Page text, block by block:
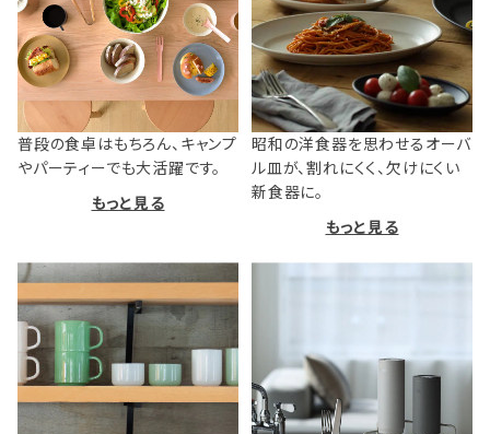
普段の食卓はもちろん、キャンプ
やパーティーでも大活躍です。
もっと見る
昭和の洋食器を思わせるオーバ
ル皿が、割れにくく、欠けにくい
新食器に。
もっと見る